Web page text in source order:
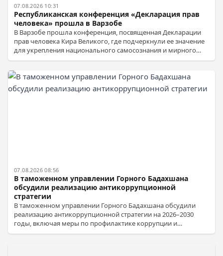
07.08.2026 10:31
Республиканская конференция «Декларация прав
человека» прошла в Варзобе
В Варзобе прошла конференция, посвященная Декларации
прав человека Кира Великого, где подчеркнули ее значение
для укрепления национального самосознания и мирного
сосуществования.
07.08.2026 08:56
В таможенном управлении Горного Бадахшана
обсудили реализацию антикоррупционной
стратегии
В таможенном управлении Горного Бадахшана обсудили
реализацию антикоррупционной стратегии на 2026–2030
годы, включая меры по профилактике коррупции и
повышению ответственности сотрудников.